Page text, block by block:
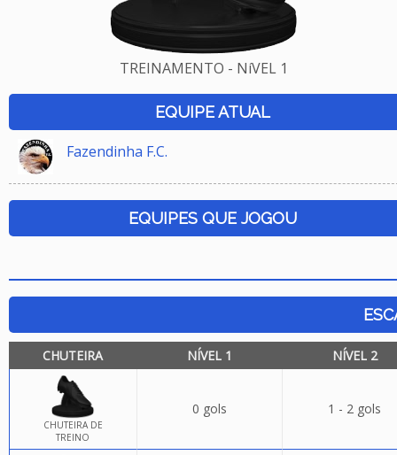
TREINAMENTO - NíVEL 1
EQUIPE ATUAL
Fazendinha F.C.
EQUIPES QUE JOGOU
CHUTEIRA NÍVEL 1 NÍVEL 2
CHUTEIRA DE
TREINO
0 gols 1 - 2 gols